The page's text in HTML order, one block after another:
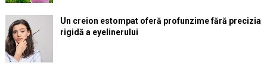
Un creion estompat oferă profunzime fără precizia
rigidă a eyelinerului